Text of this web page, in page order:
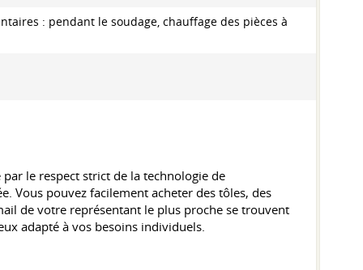
: pendant le soudage, chauffage des pièces à
le respect strict de la technologie de
Vous pouvez facilement acheter des tôles, des
de votre représentant le plus proche se trouvent
adapté à vos besoins individuels.